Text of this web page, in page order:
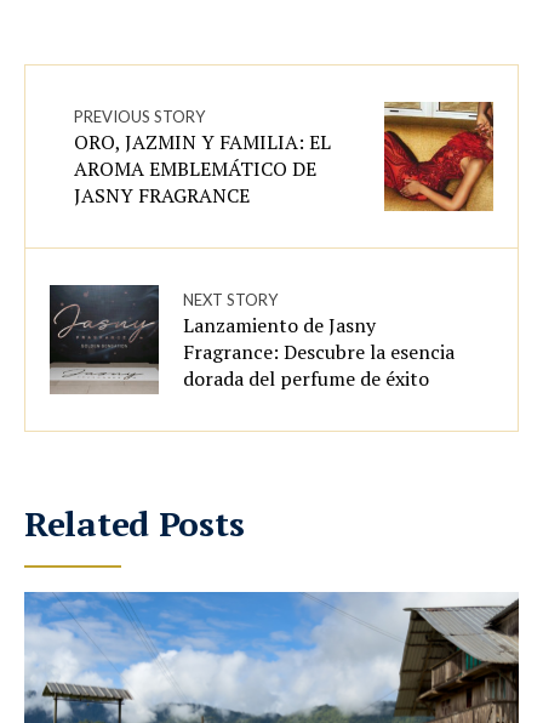
PREVIOUS STORY
ORO, JAZMIN Y FAMILIA: EL
AROMA EMBLEMÁTICO DE
JASNY FRAGRANCE
NEXT STORY
Lanzamiento de Jasny
Fragrance: Descubre la esencia
dorada del perfume de éxito
Related Posts